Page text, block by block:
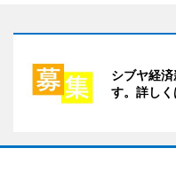
シブヤ経
す。詳しく